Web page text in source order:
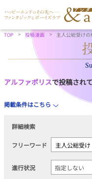
TOP 投稿漫画 主人公総受け
アルファポリスで投稿され
掲載条件はこちら
詳細検索
フリーワード
進行状況